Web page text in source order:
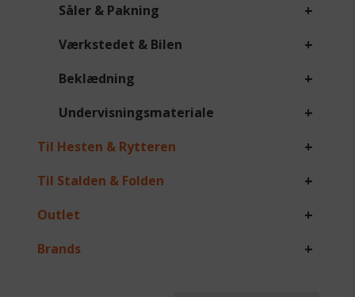
Såler & Pakning +
Værkstedet & Bilen +
Beklædning +
Undervisningsmateriale +
Til Hesten & Rytteren +
Til Stalden & Folden +
Outlet +
Brands +